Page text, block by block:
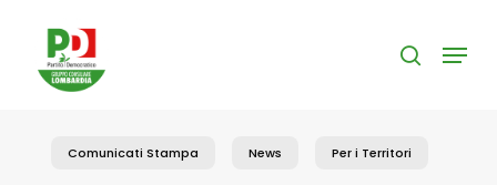
content
search
Menu
Comunicati Stampa News Per i Territori